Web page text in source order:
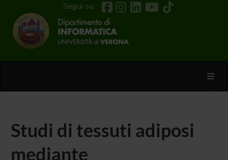
Segui su
Studi di tessuti adiposi
mediante